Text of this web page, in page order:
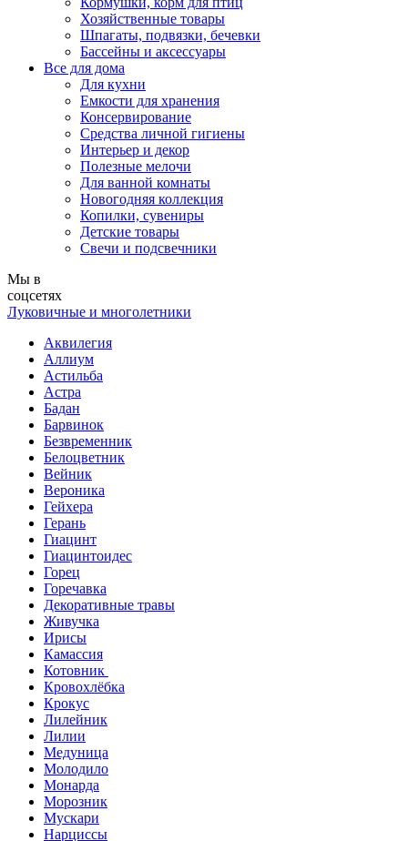
Хозяйственные товары
Шпагаты, подвязки, бечевки
Бассейны и аксессуары
Все для дома
Для кухни
Емкости для хранения
Консервирование
Средства личной гигиены
Интерьер и декор
Полезные мелочи
Для ванной комнаты
Новогодняя коллекция
Копилки, сувениры
Детские товары
Свечи и подсвечники
Мы в
соцсетях
Луковичные и многолетники
Аквилегия
Аллиум
Астильба
Астра
Бадан
Барвинок
Безвременник
Белоцветник
Вейник
Вероника
Гейхера
Герань
Гиацинт
Гиацинтоидес
Горец
Горечавка
Декоративные травы
Живучка
Ирисы
Камассия
Котовник
Кровохлёбка
Крокус
Лилейник
Лилии
Медуница
Молодило
Монарда
Морозник
Мускари
Нарциссы